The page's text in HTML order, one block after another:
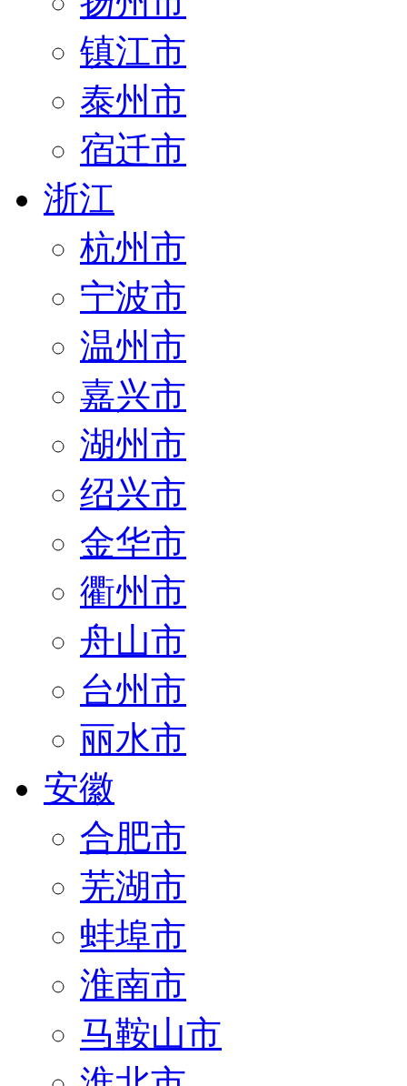
镇江市
泰州市
宿迁市
浙江
杭州市
宁波市
温州市
嘉兴市
湖州市
绍兴市
金华市
衢州市
舟山市
台州市
丽水市
安徽
合肥市
芜湖市
蚌埠市
淮南市
马鞍山市